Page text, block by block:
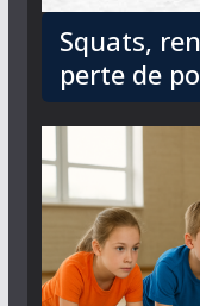
Squats,
perte de